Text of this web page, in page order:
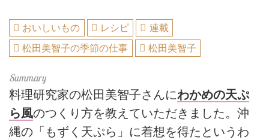
おいしいもの レシピ
連載
松田美智子の季節の仕事
松田美智子
料理研究家の松田美智子さんにわかめの天ぷ
ら風のつくり方を教えていただきました。沖
縄の「もずく天ぷら」に着想を得たというわ